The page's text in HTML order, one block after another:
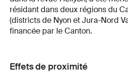
résidant dans deux régions du
(districts de Nyon et Jura-Nord
financée par le Canton.
Effets de proximité